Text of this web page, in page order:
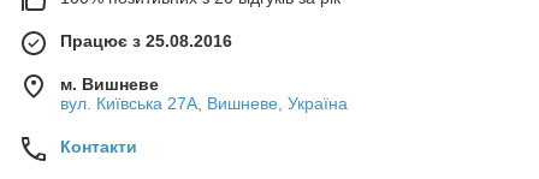
Працює з 25.08.2016
м. Вишневе
вул. Київська 27А, Вишневе, Україна
Контакти